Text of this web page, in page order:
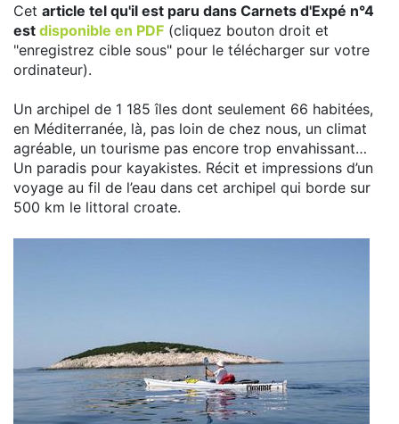
Cet article tel qu'il est paru dans Carnets d'Expé n°4
est disponible en PDF (cliquez bouton droit et
"enregistrez cible sous" pour le télécharger sur votre
ordinateur).
Un archipel de 1 185 îles dont seulement 66 habitées,
en Méditerranée, là, pas loin de chez nous, un climat
agréable, un tourisme pas encore trop envahissant…
Un paradis pour kayakistes. Récit et impressions d’un
voyage au fil de l’eau dans cet archipel qui borde sur
500 km le littoral croate.